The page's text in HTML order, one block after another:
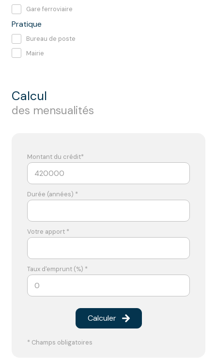
Gare ferroviaire
Pratique
Bureau de poste
Mairie
calcul
des mensualités
Montant du crédit*
Durée (années) *
Votre apport *
Taux d'emprunt (%) *
Calculer
* Champs obligatoires